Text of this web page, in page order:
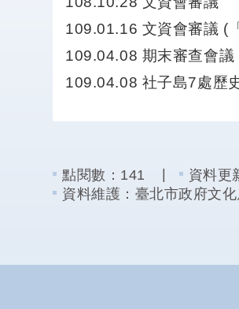
109.01.16 文資會審議 (
109.04.08 期末審查會議
109.04.08 社子島7處歷
點閱數： 141 資料更
資料維護：臺北市政府文化